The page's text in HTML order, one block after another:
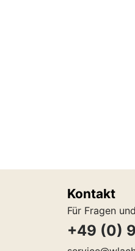
Kontakt
Für Fragen
+49 (0)